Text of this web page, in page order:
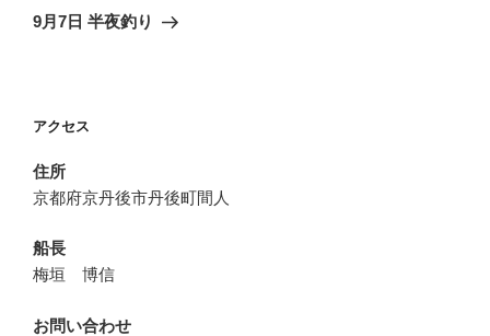
ゲ
ン
の
9月7日 半夜釣り
アクセス
住所
京都府京丹後市丹後町間人
船長
梅垣 博信
お問い合わせ